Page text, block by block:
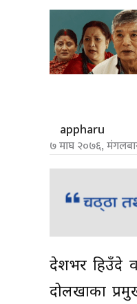
appharu
७ माघ २०७६,
देशभर हिउँदे
दोलखाका